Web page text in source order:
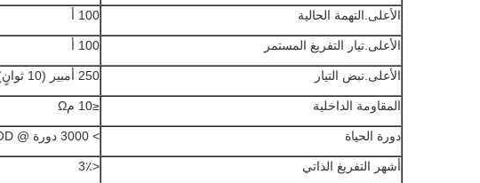
الأعلى.التهمة الحالية 100 أ
الأعلى.تيار التفريغ المستمر 100 أ
الأعلى.نبض التيار 250 أمبير (10 ثوانٍ)
المقاومة الداخلية ≤10 مΩ
دورة الحياة > 3000 دورة @ 1C 100٪ DOD
أشهر التفريغ الذاتي <3٪